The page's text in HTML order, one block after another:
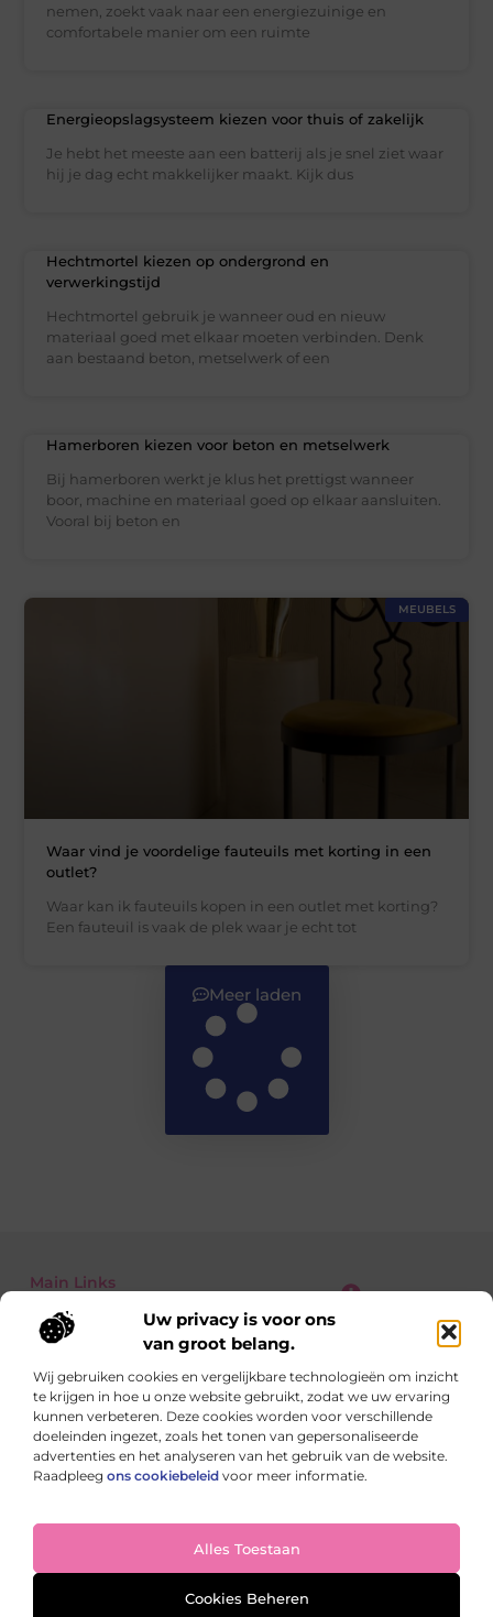
Uw privacy is voor ons
van groot belang.
Wij gebruiken cookies en vergelijkbare technologieën om inzicht
te krijgen in hoe u onze website gebruikt, zodat we uw ervaring
kunnen verbeteren. Deze cookies worden voor verschillende
doeleinden ingezet, zoals het tonen van gepersonaliseerde
advertenties en het analyseren van het gebruik van de website.
Raadpleeg ons cookiebeleid voor meer informatie.
Alles Toestaan
Cookies Beheren
nemen, zoekt vaak naar een energiezuinige en
comfortabele manier om een ruimte
Energieopslagsysteem kiezen voor thuis of zakelijk
Je hebt het meeste aan een batterij als je snel ziet waar
hij je dag echt makkelijker maakt. Kijk dus
Hechtmortel kiezen op ondergrond en
verwerkingstijd
Hechtmortel gebruik je wanneer oud en nieuw
materiaal goed met elkaar moeten verbinden. Denk
aan bestaand beton, metselwerk of een
Hamerboren kiezen voor beton en metselwerk
Bij hamerboren werkt je klus het prettigst wanneer
boor, machine en materiaal goed op elkaar aansluiten.
Vooral bij beton en
MEUBELS
Waar vind je voordelige fauteuils met korting in een
outlet?
Waar kan ik fauteuils kopen in een outlet met korting?
Een fauteuil is vaak de plek waar je echt tot
Meer laden
Main Links
Dagelijks nieuwe inspiratie op StudioZoe.nl
Artikelen boordevol ideeën, inzichten en praktische tips
voor een leven met meer kleur en balans.
www.studiozoe.nl